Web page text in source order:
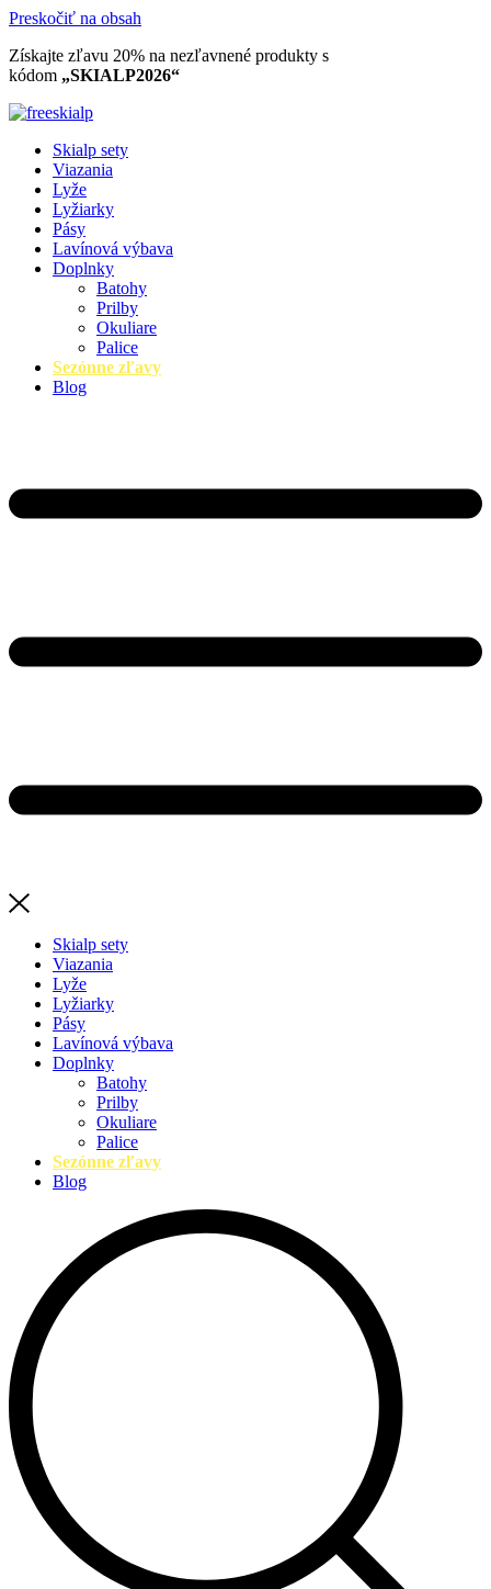
Preskočiť na obsah
Získajte zľavu 20% na nezľavnené produkty​ s
kódom „SKIALP2026“
Skialp sety
Viazania
Lyže
Lyžiarky
Pásy
Lavínová výbava
Doplnky
Batohy
Prilby
Okuliare
Palice
Sezónne zľavy
Blog
Skialp sety
Viazania
Lyže
Lyžiarky
Pásy
Lavínová výbava
Doplnky
Batohy
Prilby
Okuliare
Palice
Sezónne zľavy
Blog